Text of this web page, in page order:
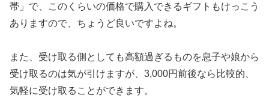
帯」で、このくらいの価格で購入できるギフトもけっこう
ありますので、ちょうど良いですよね。
また、受け取る側としても高額過ぎるものを息子や娘から
受け取るのは気が引けますが、3,000円前後なら比較的、
気軽に受け取ることができます。